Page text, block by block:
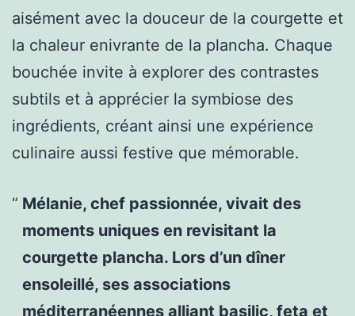
aisément avec la douceur de la courgette et
la chaleur enivrante de la plancha. Chaque
bouchée invite à explorer des contrastes
subtils et à apprécier la symbiose des
ingrédients, créant ainsi une expérience
culinaire aussi festive que mémorable.
Mélanie, chef passionnée, vivait des
moments uniques en revisitant la
courgette plancha. Lors d’un dîner
ensoleillé, ses associations
méditerranéennes alliant basilic, feta et